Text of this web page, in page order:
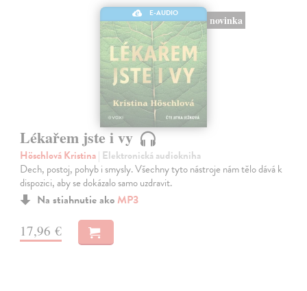
E-AUDIO
novinka
Lékařem jste i vy
Höschlová Kristina| Elektronická audiokniha
Dech, postoj, pohyb i smysly. Všechny tyto nástroje nám tělo dává k
dispozici, aby se dokázalo samo uzdravit.
Na stiahnutie ako MP3
17,96 €